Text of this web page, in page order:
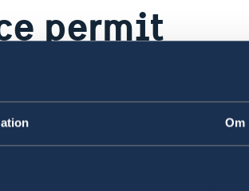
Om
permit
in Istanbul.